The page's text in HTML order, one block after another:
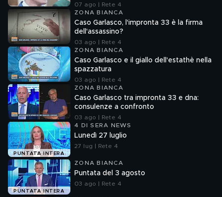
07 ago | Rete 4
ZONA BIANCA
Caso Garlasco, l'impronta 33 è la firma
dell'assassino?
03 ago | Rete 4
ZONA BIANCA
Caso Garlasco e il giallo dell'estathè nella
spazzatura
03 ago | Rete 4
ZONA BIANCA
Caso Garlasco tra impronta 33 e dna:
consulenze a confronto
03 ago | Rete 4
PUNTATA INTERA
4 DI SERA NEWS
Lunedì 27 luglio
27 lug | Rete 4
PUNTATA INTERA
ZONA BIANCA
Puntata del 3 agosto
03 ago | Rete 4